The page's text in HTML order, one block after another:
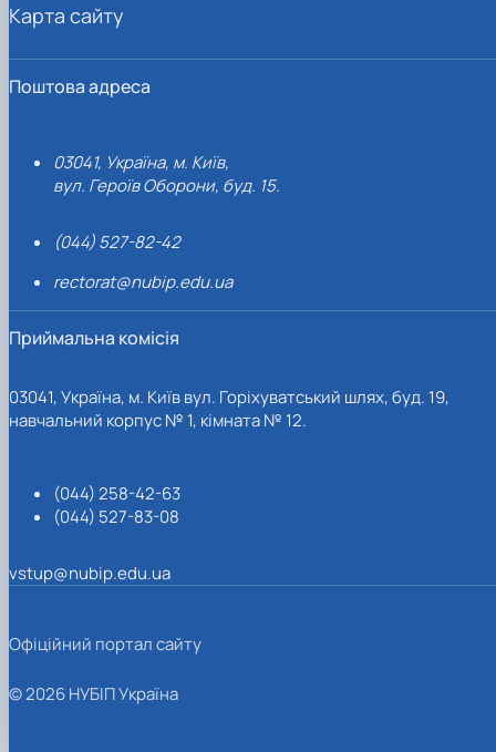
Поштова адреса
03041, Україна, м. Київ,
вул. Героїв Оборони, буд. 15.
(044) 527-82-42
rectorat@nubip.edu.ua
Приймальна комісія
03041, Україна, м. Київ вул. Горіхуватський шлях, буд. 19,
навчальний корпус № 1, кімната № 12.
(044) 258-42-63
(044) 527-83-08
vstup@nubip.edu.ua
Карта сайту
Офіційний портал сайту
© 2026 НУБІП Україна